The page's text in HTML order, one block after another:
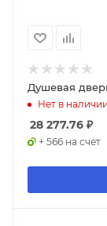
Душевая
Нет в наличии
28 277.76 ₽
+ 566 на счет